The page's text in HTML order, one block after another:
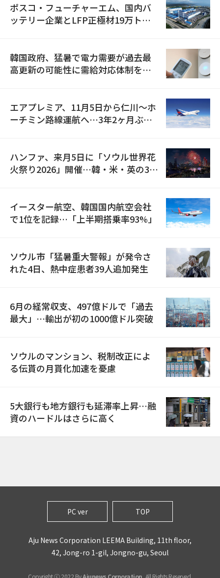
ポスコ・フューチャーエム、国内バ
ッテリー企業とLFP正極材19万トン
韓国政府、猛暑で電力需要が過去最
高更新の可能性に需給対応体制を点
エアプレミア、11月5日から仁川〜ホ
ーチミン路線運航へ…3年2ヶ月ぶり
ハンファ、来月5日に「ソウル世界花
火祭り2026」開催…韓・米・英の3カ
イースター航空、韓国国内航空会社
で1位を記録…「上半期搭乗率93%」
ソウル市「猛暑重大警報」が発令さ
れた4日、熱中症患者39人追加発生
6月の経常収支、497億ドルで「過去
最大」…輸出が初の1000億ドル突破
ソウルのマンション、税制改正によ
る伝貰の月貰化加速を憂慮
5大銀行も地方銀行も延滞率上昇…融
資のハードルはさらに高く
PC ver TOP
Aju News Corporation LEEMA Building, 11th floor,
42, Jong-ro 1-gil, Jongno-gu, Seoul
Copyright ⓒ 2022 ByAjunews Corporation , All Rights Reserved.